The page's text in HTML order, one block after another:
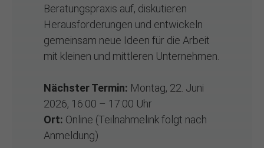
Beratungspraxis auf, diskutieren
Herausforderungen und entwickeln
gemeinsam neue Ideen für die Arbeit
mit kleinen und mittleren Unternehmen.
Nächster Termin: Montag, 22. Juni
2026, 16:00 – 17:00 Uhr
Ort: Online (Teilnahmelink folgt nach
Anmeldung)